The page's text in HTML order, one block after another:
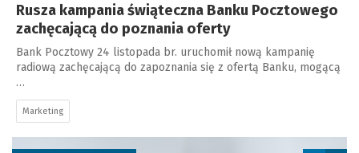
Rusza kampania świąteczna Banku Pocztowego
zachęcającą do poznania oferty
Bank Pocztowy 24 listopada br. uruchomił nową kampanię
radiową zachęcającą do zapoznania się z ofertą Banku, mogącą
…
Marketing
a